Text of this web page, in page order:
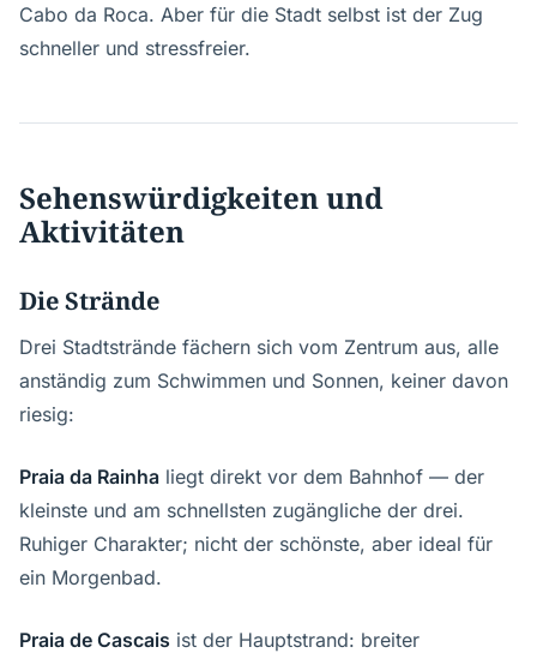
Cabo da Roca. Aber für die Stadt selbst ist der Zug
schneller und stressfreier.
Sehenswürdigkeiten und
Aktivitäten
Die Strände
Drei Stadtstrände fächern sich vom Zentrum aus, alle
anständig zum Schwimmen und Sonnen, keiner davon
riesig:
Praia da Rainha liegt direkt vor dem Bahnhof — der
kleinste und am schnellsten zugängliche der drei.
Ruhiger Charakter; nicht der schönste, aber ideal für
ein Morgenbad.
Praia de Cascais ist der Hauptstrand: breiter